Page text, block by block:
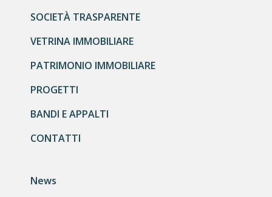
SOCIETÀ TRASPARENTE
VETRINA IMMOBILIARE
PATRIMONIO IMMOBILIARE
PROGETTI
BANDI E APPALTI
CONTATTI
News